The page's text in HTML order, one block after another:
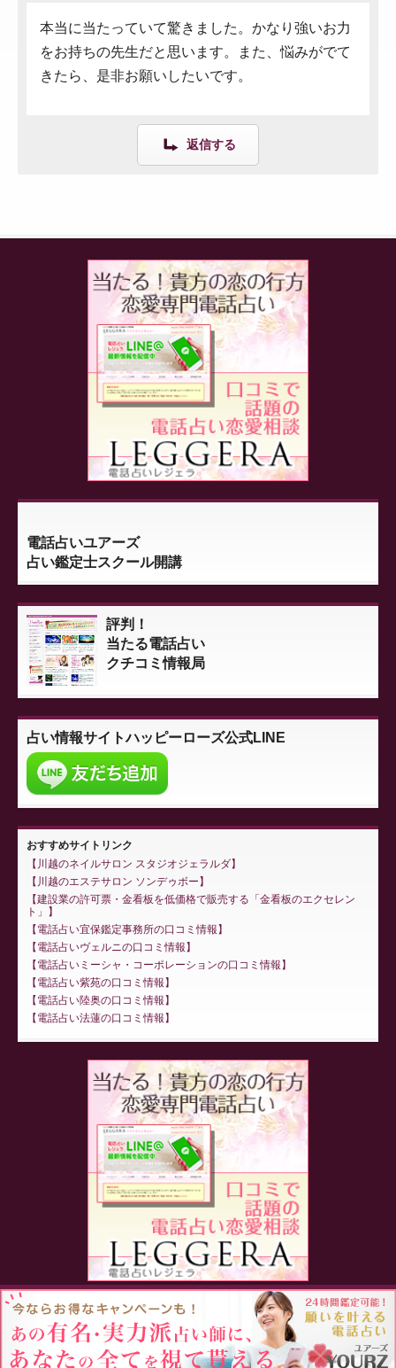
本当に当たっていて驚きました。かなり強いお力
をお持ちの先生だと思います。また、悩みがでて
きたら、是非お願いしたいです。
返信する
電話占いユアーズ
占い鑑定士スクール開講
評判！
当たる電話占い
クチコミ情報局
占い情報サイトハッピーローズ公式LINE
おすすめサイトリンク
川越のネイルサロン スタジオジェラルダ
川越のエステサロン ソンデゥボー
建設業の許可票・金看板を低価格で販売する「金看板のエクセレン
ト」
電話占い宜保鑑定事務所の口コミ情報
電話占いヴェルニの口コミ情報
電話占いミーシャ・コーポレーションの口コミ情報
電話占い紫苑の口コミ情報
電話占い陸奥の口コミ情報
電話占い法蓮の口コミ情報
Proudly powered by WordPress